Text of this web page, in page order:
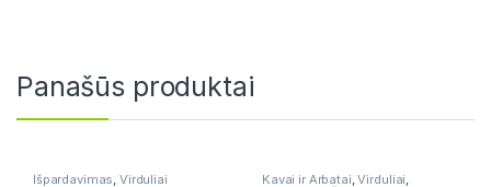
Panašūs produktai
Išpardavimas,Virduliai Kavai ir Arbatai,Virduliai,